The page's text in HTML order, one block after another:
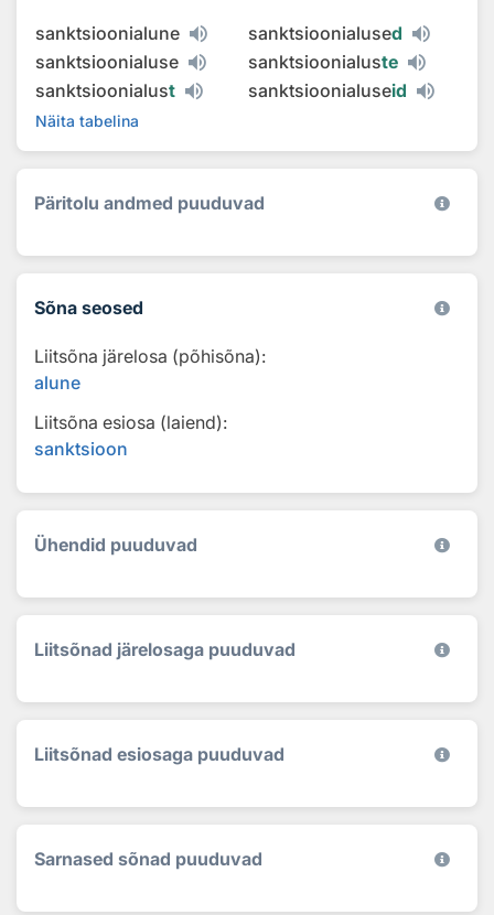
sanktsioonialune sanktsioonialused
sanktsioonialuse
sanktsioonialuste
sanktsioonialust sanktsioonialuseid
Näita tabelina
Päritolu andmed puuduvad
Sõna seosed
Liitsõna järelosa (põhisõna):
alune
Liitsõna esiosa (laiend):
sanktsioon
Ühendid puuduvad
Liitsõnad järelosaga puuduvad
Liitsõnad esiosaga puuduvad
Sarnased sõnad puuduvad